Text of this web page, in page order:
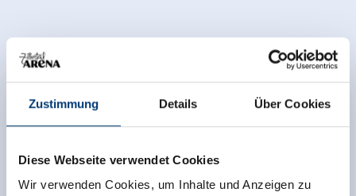
Zustimmung Details Über Cookies
Diese Webseite verwendet Cookies
Wir verwenden Cookies, um Inhalte und Anzeigen zu